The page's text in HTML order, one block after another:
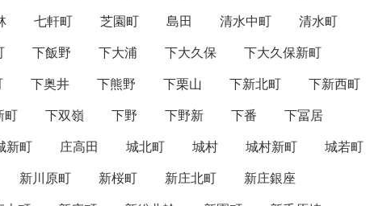
七軒町 芝園町 島田 清水中町
清水町
下飯野 下大浦 下大久保
下大久保新町
下奥井 下熊野 下栗山 下新北町
下新西町
町 下双嶺 下野 下野新 下番
下冨居
新町 庄高田 城北町 城村 城村新町
城若町
新川原町 新桜町 新庄北町
新庄銀座